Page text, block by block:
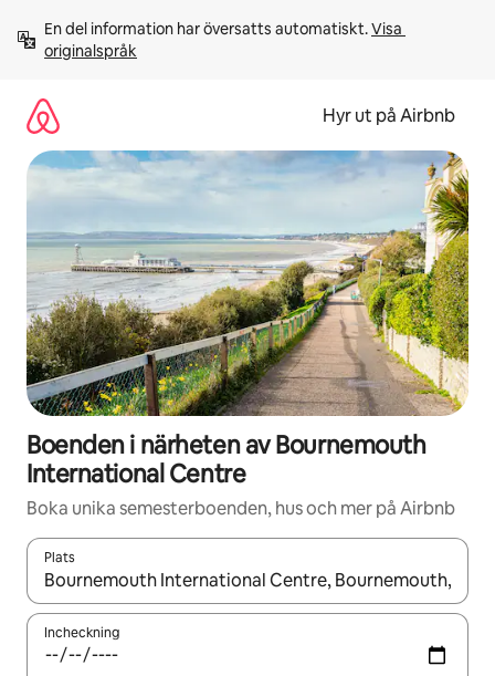
innehåll
En del information har översatts automatiskt. Visa
originalspråk
Hyr ut på Airbnb
Boenden i närheten av Bournemouth
International Centre
Boka unika semesterboenden, hus och mer på Airbnb
Plats
När resultaten är tillgängliga kan du navigera med upp- och
Incheckning